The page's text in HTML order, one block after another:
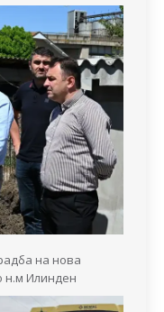
на нова
н.м Илинден